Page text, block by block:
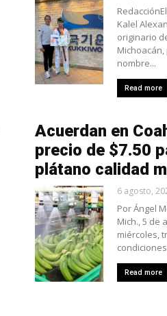
Kalel
originario
nombre...
Read more
Acuerdan en
precio de $7.50
plátano calidad
6 agosto,
Por Ángel
Mich., 5 de
miércoles,
Read more